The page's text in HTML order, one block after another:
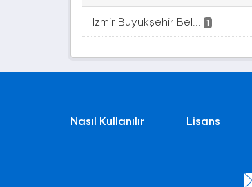
İzmir Büyükşehir Bel... 1
Nasıl Kullanılır Lisans